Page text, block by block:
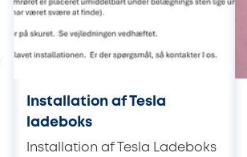
Installation af Tesla
ladeboks
Installation af Tesla Ladeboks